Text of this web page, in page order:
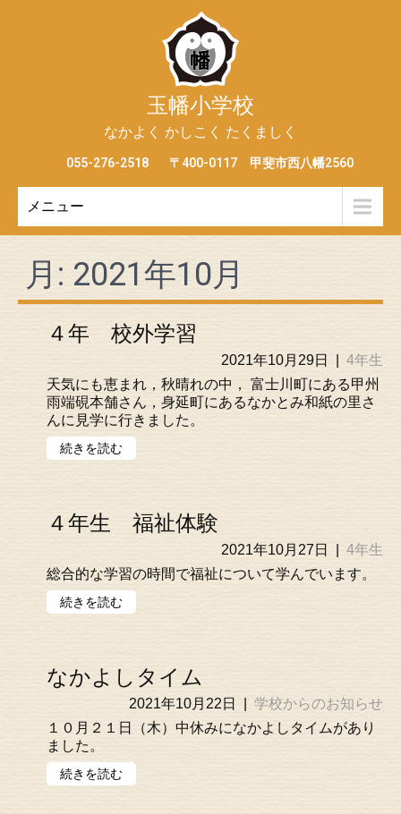
玉幡小学校
なかよく かしこく たくましく
055-276-2518 〒400-0117 甲斐市西八幡2560
メニュー
月: 2021年10月
４年 校外学習
2021年10月29日
4年生
天気にも恵まれ，秋晴れの中， 富士川町にある甲州
雨端硯本舗さん，身延町にあるなかとみ和紙の里さ
んに見学に行きました。
続きを読む
４年生 福祉体験
2021年10月27日
4年生
総合的な学習の時間で福祉について学んでいます。
続きを読む
なかよしタイム
2021年10月22日
学校からのお知らせ
１０月２１日（木）中休みになかよしタイムがあり
ました。
続きを読む